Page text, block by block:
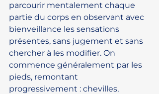
parcourir mentalement chaque
partie du corps en observant avec
bienveillance les sensations
présentes, sans jugement et sans
chercher à les modifier. On
commence généralement par les
pieds, remontant
progressivement : chevilles,